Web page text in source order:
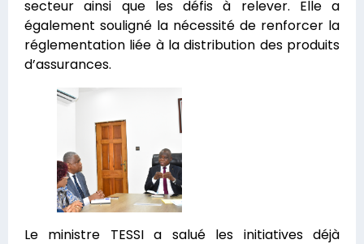
secteur ainsi que les défis à relever. Elle a
également souligné la nécessité de renforcer la
réglementation liée à la distribution des produits
d’assurances.
Le ministre TESSI a salué les initiatives déjà